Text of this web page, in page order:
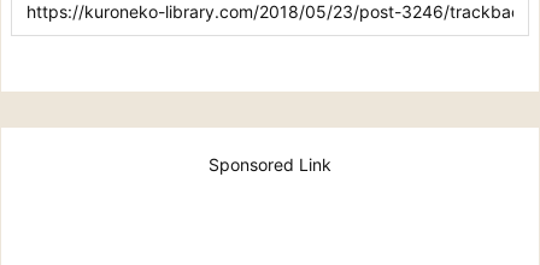
Sponsored Link